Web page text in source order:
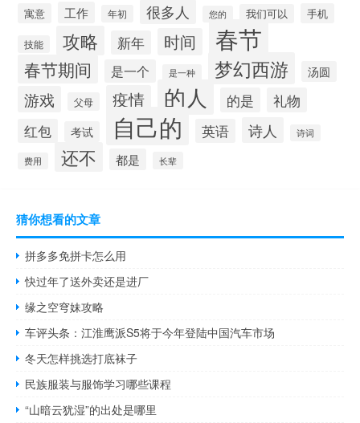
寓意 工作 年初 很多人 您的 我们可以 手机
技能 攻略 新年 时间 春节
春节期间 是一个 是一种 梦幻西游 汤圆
游戏 父母 疫情 的人 的是 礼物
红包 考试 自己的 英语 诗人 诗词
费用 还不 都是 长辈
猜你想看的文章
拼多多免拼卡怎么用
快过年了送外卖还是进厂
缘之空穹妹攻略
车评头条：江淮鹰派S5将于今年登陆中国汽车市场
冬天怎样挑选打底袜子
民族服装与服饰学习哪些课程
“山暗云犹湿”的出处是哪里